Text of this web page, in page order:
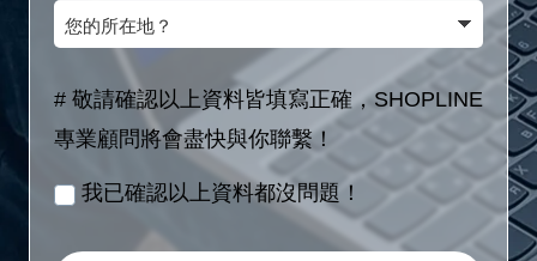
名
(8
/
額
間
／
月
您
的
所
在
# 敬請確認以上資料皆填寫正確，SHOPLINE
專業顧問將會盡快與你聯繫！
我已確認以上資料都沒問題！